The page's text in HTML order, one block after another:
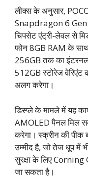
लीक्स के अनुसार,
Snapdragon 6 Gen
चिपसेट एंट्री-लेवल से
फोन 8GB RAM के
256GB तक का इंटरनल
512GB स्टोरेज वेरिएंट
अलग करेगा।
डिस्प्ले के मामले में यह
AMOLED पैनल मिल
करेगा। स्क्रीन की
उम्मीद है, जो तेज धूप में
सुरक्षा के लिए
जा सकता है।